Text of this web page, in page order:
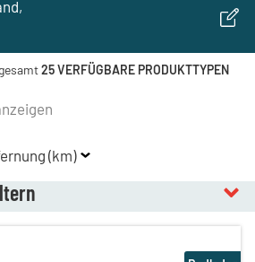
,
25 VERFÜGBARE PRODUKTTYPEN
(km)